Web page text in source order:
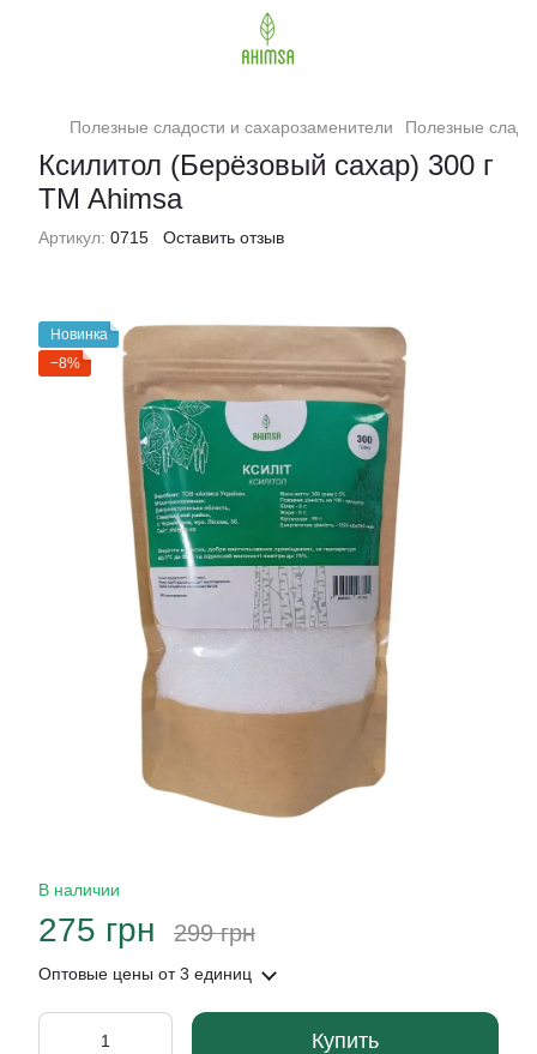
Полезные сладости и сахарозаменители Полезные
Ксилитол (Берёзовый сахар) 300 г
TM Ahimsa
Артикул: 0715 Оставить отзыв
Новинка
−8%
В наличии
275 грн 299 грн
Оптовые цены от 3 единиц
Купить